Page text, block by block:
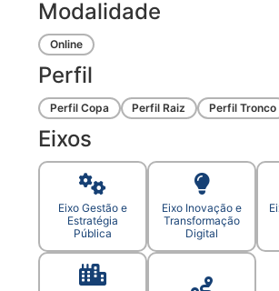
Modalidade
Online
Perfil
Perfil Copa Perfil Raiz Perfil Tronco
Eixos
Eixo Gestão e
Estratégia
Pública
Eixo Inovação e
Transformação
Digital